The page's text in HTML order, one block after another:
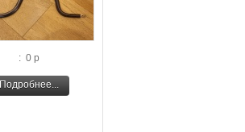
: 0 р
Подробнее...